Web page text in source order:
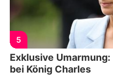
5
Exklusive
bei König Charles